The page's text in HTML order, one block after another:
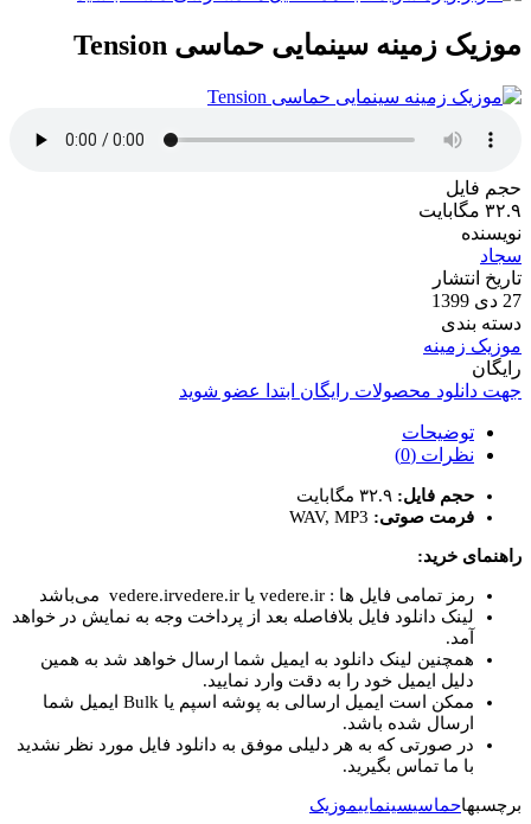
موزیک زمینه سینمایی حماسی Tension
حجم فایل
۳۲.۹ مگابایت
نویسنده
سجاد
تاریخ انتشار
27 دی 1399
دسته بندی
موزیک زمینه
رایگان
جهت دانلود محصولات رایگان ابتدا عضو شوید
توضیحات
نظرات (0)
حجم فایل:
فرمت صوتی:
راهنمای خرید:
رمز تمامی فایل ها : vedere.ir یا vedere.irvedere.ir می‌باشد
لینک دانلود فایل بلافاصله بعد از پرداخت وجه به نمایش در خواهد
آمد.
همچنین لینک دانلود به ایمیل شما ارسال خواهد شد به همین
دلیل ایمیل خود را به دقت وارد نمایید.
ممکن است ایمیل ارسالی به پوشه اسپم یا Bulk ایمیل شما
ارسال شده باشد.
در صورتی که به هر دلیلی موفق به دانلود فایل مورد نظر نشدید
با ما تماس بگیرید.
برچسبهاحماسیسینماییموزیک